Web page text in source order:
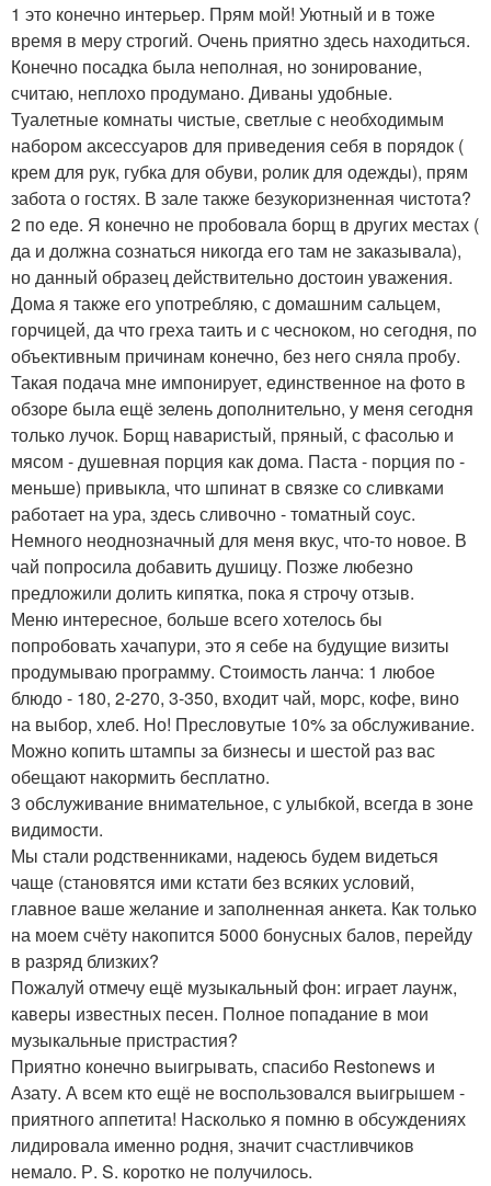
1 это конечно интерьер. Прям мой! Уютный и в тоже
время в меру строгий. Очень приятно здесь находиться.
Конечно посадка была неполная, но зонирование,
считаю, неплохо продумано. Диваны удобные.
Туалетные комнаты чистые, светлые с необходимым
набором аксессуаров для приведения себя в порядок (
крем для рук, губка для обуви, ролик для одежды), прям
забота о гостях. В зале также безукоризненная чистота?
2 по еде. Я конечно не пробовала борщ в других местах (
да и должна сознаться никогда его там не заказывала),
но данный образец действительно достоин уважения.
Дома я также его употребляю, с домашним сальцем,
горчицей, да что греха таить и с чесноком, но сегодня, по
объективным причинам конечно, без него сняла пробу.
Такая подача мне импонирует, единственное на фото в
обзоре была ещё зелень дополнительно, у меня сегодня
только лучок. Борщ наваристый, пряный, с фасолью и
мясом - душевная порция как дома. Паста - порция по -
меньше) привыкла, что шпинат в связке со сливками
работает на ура, здесь сливочно - томатный соус.
Немного неоднозначный для меня вкус, что-то новое. В
чай попросила добавить душицу. Позже любезно
предложили долить кипятка, пока я строчу отзыв.
Меню интересное, больше всего хотелось бы
попробовать хачапури, это я себе на будущие визиты
продумываю программу. Стоимость ланча: 1 любое
блюдо - 180, 2-270, 3-350, входит чай, морс, кофе, вино
на выбор, хлеб. Но! Пресловутые 10% за обслуживание.
Можно копить штампы за бизнесы и шестой раз вас
обещают накормить бесплатно.
3 обслуживание внимательное, с улыбкой, всегда в зоне
видимости.
Мы стали родственниками, надеюсь будем видеться
чаще (становятся ими кстати без всяких условий,
главное ваше желание и заполненная анкета. Как только
на моем счёту накопится 5000 бонусных балов, перейду
в разряд близких?
Пожалуй отмечу ещё музыкальный фон: играет лаунж,
каверы известных песен. Полное попадание в мои
музыкальные пристрастия?
Приятно конечно выигрывать, спасибо Restonews и
Азату. А всем кто ещё не воспользовался выигрышем -
приятного аппетита! Насколько я помню в обсуждениях
лидировала именно родня, значит счастливчиков
немало. Р. S. коротко не получилось.